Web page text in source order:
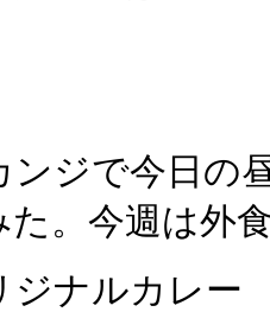
ジで今日の
た。今週は外
ジナルカレ